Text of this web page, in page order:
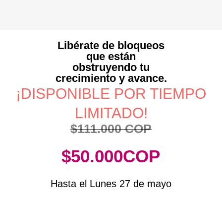
Libérate de bloqueos
que están
obstruyendo tu
crecimiento y avance.
¡DISPONIBLE POR TIEMPO
LIMITADO!
$111.000 COP
$50.000COP
Hasta el Lunes 27 de mayo